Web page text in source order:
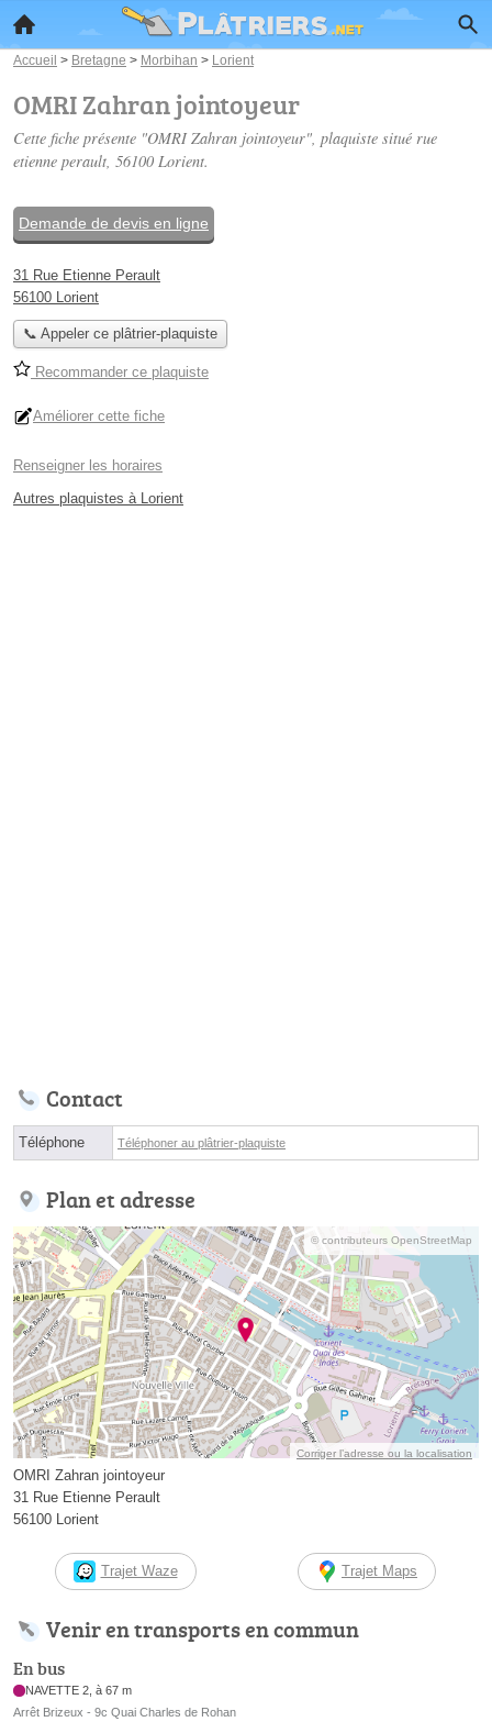
Accueil > Bretagne > Morbihan > Lorient
OMRI Zahran jointoyeur
Cette fiche présente "OMRI Zahran jointoyeur", plaquiste situé rue
etienne perault, 56100 Lorient.
Demande de devis en ligne
31 Rue Etienne Perault
56100 Lorient
📞 Appeler ce plâtrier-plaquiste
Recommander ce plaquiste
Améliorer cette fiche
Renseigner les horaires
Autres plaquistes à Lorient
Contact
Téléphone Téléphoner au plâtrier-plaquiste
Plan et adresse
© contributeurs OpenStreetMap
Corriger l’adresse ou la localisation
OMRI Zahran jointoyeur
31 Rue Etienne Perault
56100 Lorient
Trajet Waze Trajet Maps
Venir en transports en commun
En bus
NAVETTE 2, à 67 m
Arrêt Brizeux - 9c Quai Charles de Rohan